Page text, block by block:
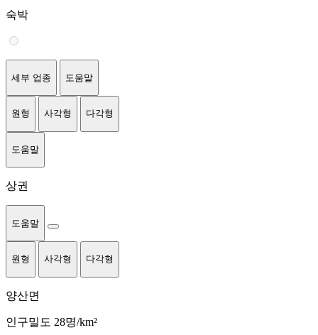
숙박
세부 업종 도움말
원형 사각형 다각형
도움말
상권
도움말
원형 사각형 다각형
양산면
인구밀도 28명/km²